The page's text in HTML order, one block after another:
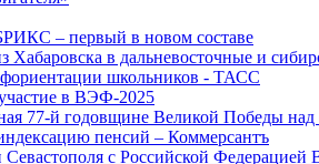
– первый в новом составе
Хабаровска в дальневосточные и
школьников - ТАСС
в ВЭФ-2025
77-й годовщине Великой Победы
пенсий – Коммерсантъ
с Российской Федерацией